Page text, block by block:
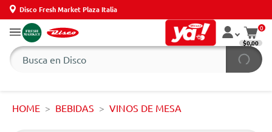
Disco Fresh Market Plaza Italia
0
$0,00
HOME BEBIDAS VINOS DE MESA